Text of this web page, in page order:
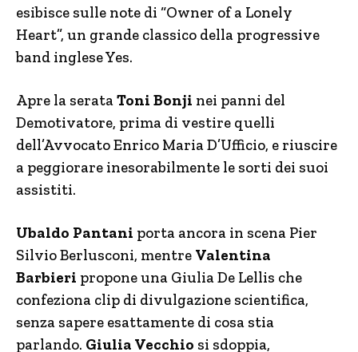
esibisce sulle note di “Owner of a Lonely
Heart”, un grande classico della progressive
band inglese Yes.
Apre la serataToni Bonji nei panni del
Demotivatore, prima di vestire quelli
dell’Avvocato Enrico Maria D’Ufficio, e riuscire
a peggiorare inesorabilmente le sorti dei suoi
assistiti.
Ubaldo Pantani porta ancora in scena Pier
Silvio Berlusconi, mentre Valentina
Barbieri propone una Giulia De Lellis che
confeziona clip di divulgazione scientifica,
senza sapere esattamente di cosa stia
parlando. Giulia Vecchio si sdoppia,